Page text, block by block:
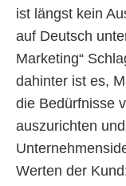
ist längst kein
auf Deutsch
Marketing“
dahinter ist es,
die Bedürfnisse
auszurichten
Werten der